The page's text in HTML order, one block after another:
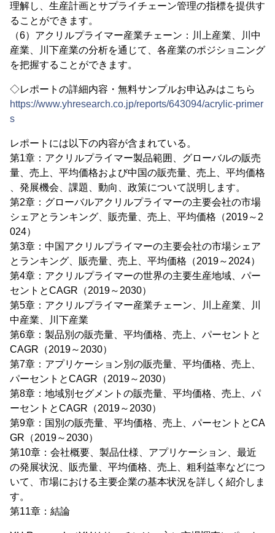
理解し、生産計画とサプライチェーン管理の指標を提供す
ることができます。
（6）アクリルプライマー産業チェーン：川上産業、川中
産業、川下産業の分析を通じて、各産業のポジショニング
を把握することができます。
◇レポートの詳細内容・無料サンプルお申込みはこちら
https://www.yhresearch.co.jp/reports/643094/acrylic-primer
s
レポートには以下の内容が含まれている。
第1章：アクリルプライマー製品範囲、グローバルの販売
量、売上、平均価格および中国の販売量、売上、平均価格
、発展機会、課題、動向、政策について説明します。
第2章：グローバルアクリルプライマーの主要会社の市場
シェアとランキング、販売量、売上、平均価格（2019～2
024）
第3章：中国アクリルプライマーの主要会社の市場シェア
とランキング、販売量、売上、平均価格（2019～2024）
第4章：アクリルプライマーの世界の主要生産地域、パー
セントとCAGR（2019～2030）
第5章：アクリルプライマー産業チェーン、川上産業、川
中産業、川下産業
第6章：製品別の販売量、平均価格、売上、パーセントと
CAGR（2019～2030）
第7章：アプリケーション別の販売量、平均価格、売上、
パーセントとCAGR（2019～2030）
第8章：地域別セグメントの販売量、平均価格、売上、パ
ーセントとCAGR（2019～2030）
第9章：国別の販売量、平均価格、売上、パーセントとCA
GR（2019～2030）
第10章：会社概要、製品仕様、アプリケーション、最近
の発展状況、販売量、平均価格、売上、粗利益率などにつ
いて、市場における主要企業の基本状況を詳しく紹介しま
す。
第11章：結論